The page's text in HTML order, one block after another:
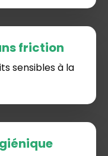
friction
sensibles à la